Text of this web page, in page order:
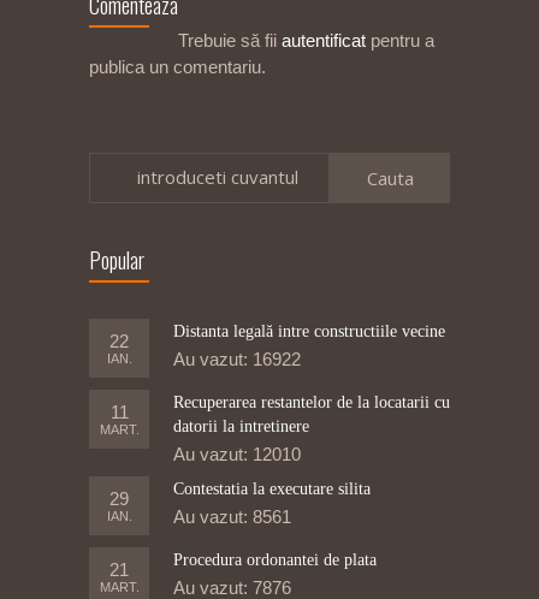
Trebuie să fii autentificat pentru a
publica un comentariu.
introduceti cuvantul
Popular
22
IAN.
Distanta legală intre constructiile vecine
Au vazut: 16922
11
MART.
Recuperarea restantelor de la locatarii cu
datorii la intretinere
Au vazut: 12010
29
IAN.
Contestatia la executare silita
Au vazut: 8561
21
MART.
Procedura ordonantei de plata
Au vazut: 7876